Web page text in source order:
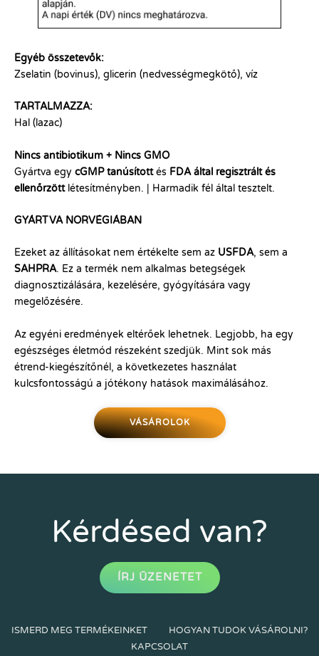
Egyéb összetevők:
Zselatin (bovinus), glicerin (nedvességmegkötő), víz
TARTALMAZZA:
Hal (lazac)
Nincs antibiotikum + Nincs GMO
Gyártva egy cGMP tanúsítottés FDA által regisztrált és
ellenőrzöttlétesítményben. | Harmadik fél által tesztelt.
GYÁRTVA NORVÉGIÁBAN
Ezeket az állításokat nem értékelte sem az USFDA, sem a
SAHPRA. Ez a termék nem alkalmas betegségek
diagnosztizálására, kezelésére, gyógyítására vagy
megelőzésére.
Az egyéni eredmények eltérőek lehetnek. Legjobb, ha egy
egészséges életmód részeként szedjük. Mint sok más
étrend-kiegészítőnél, a következetes használat
kulcsfontosságú a jótékony hatások maximálásához.
VÁSÁROLOK
Kérdésed van?
ÍRJ ÜZENETET
ISMERD MEG TERMÉKEINKET
HOGYAN TUDOK VÁSÁROLNI?
KAPCSOLAT